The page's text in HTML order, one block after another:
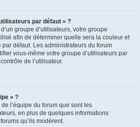
par défaut » ?
groupe d’utilisateurs, votre groupe
afin de déterminer quelle sera la couleur et
par défaut. Les administrateurs du forum
vous-même votre groupe d’utilisateurs par
de l’utilisateur.
» ?
l’équipe du forum que sont les
en plus de quelques informations
qu’ils modèrent.